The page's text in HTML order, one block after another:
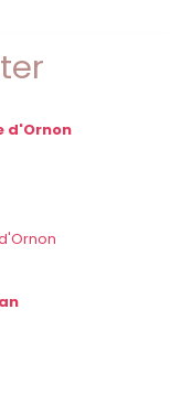
d'Ornon